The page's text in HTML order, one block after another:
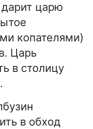
царю
копателями)
Царь
в столицу
в обход